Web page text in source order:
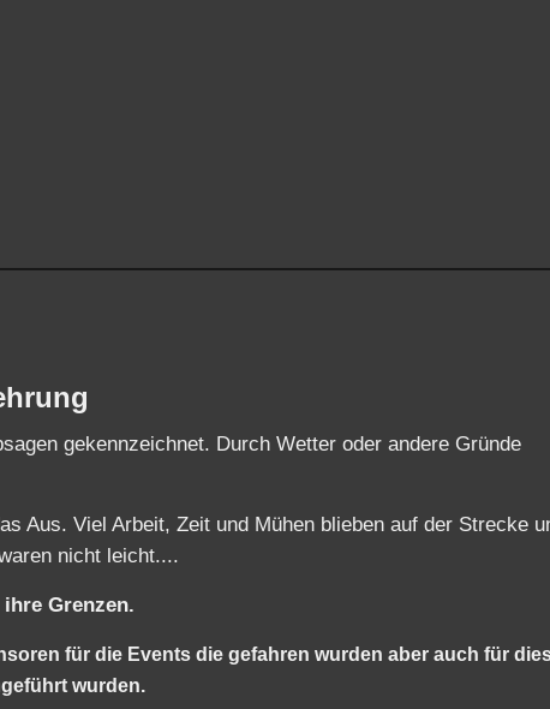
Aus. Viel Arbeit, Zeit und Mühen blieben auf der Strecke
nicht leicht....
Grenzen.
für die Events die gefahren wurden aber auch für
Ereignissen betroffen waren, waren super organisiert